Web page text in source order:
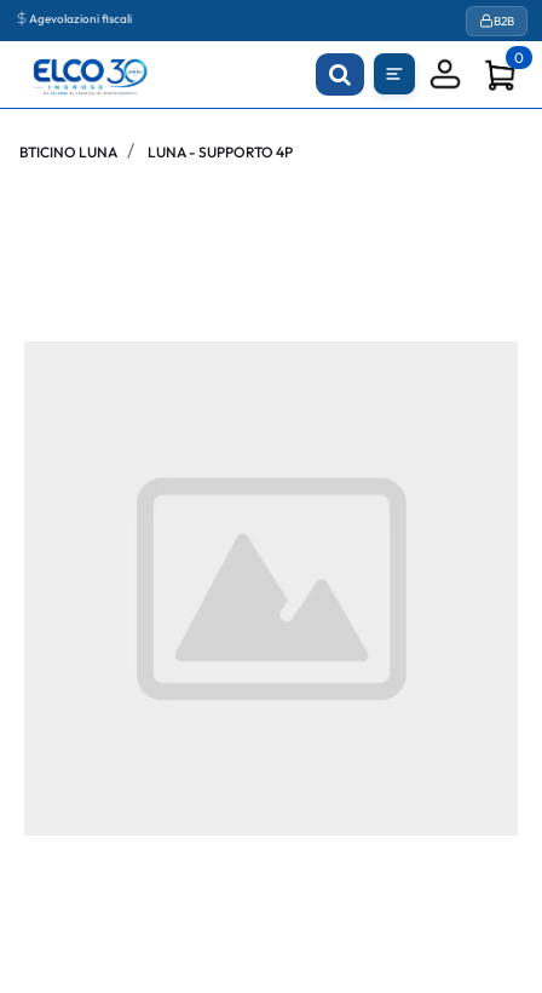
Agevolazioni fiscali B2B
0
BTICINO LUNA LUNA - SUPPORTO 4P